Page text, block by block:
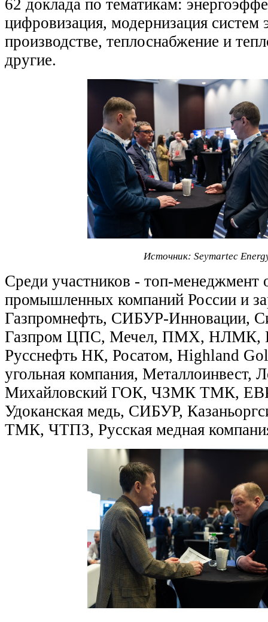
62 доклада по тематикам:
цифровизация, модернизация систем
производстве, теплоснабжение и
другие.
Источник: Seymartec
Среди участников - топ-менеджмент
промышленных компаний России и
Газпромнефть, СИБУР-Инновации,
Газпром ЦПС, Мечел, ПМХ, НЛМК,
Русснефть НК, Росатом, Highland
угольная компания, Металлоинвест,
Михайловский ГОК, ЧЗМК ТМК,
Удоканская медь, СИБУР,
ТМК, ЧТПЗ, Русская медная